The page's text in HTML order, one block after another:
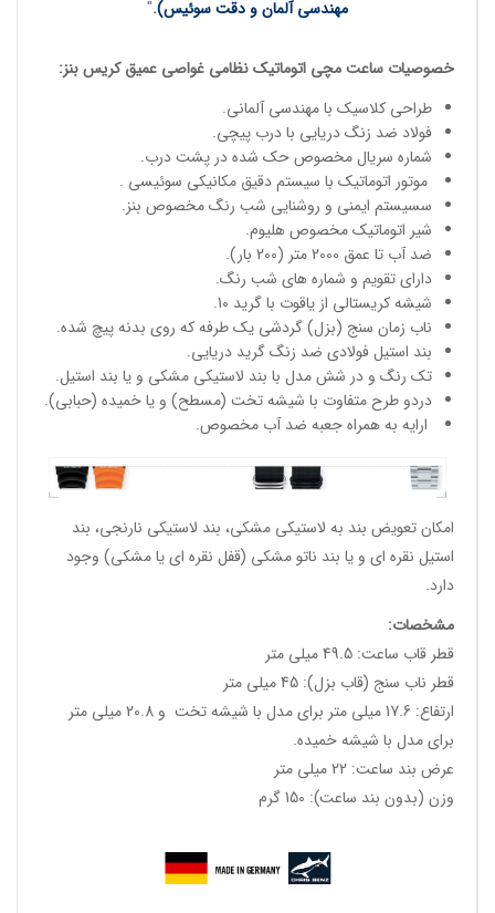
مهندسی آلمان و دقت سوئیس).
"
خصوصیات ساعت مچی اتوماتیکنظامی غواصی عمیقکریس بنز:
طراحی کلاسیک با مهندسی آلمانی.
فولاد ضد زنگ دریایی با درب پیچی.
شماره سریال مخصوص حک شده در پشت درب.
موتور اتوماتیک با سیستم دقیق مکانیکی سوئیسی .
سسیستم ایمنی و روشنایی شب رنگ مخصوص بنز.
شیر اتوماتیک مخصوص هلیوم.
ضد آب تا عمق 2000 متر (200 بار).
دارای تقویم و شماره های شب رنگ.
شیشه کریستالی از یاقوت با گرید 10.
ناب زمان سنج (بزل) گردشی یک طرفه که روی بدنه پیچ شده.
بند استیل فولادی ضد زنگ گرید دریایی.
تک رنگ و در شش مدل با بند لاستیکی مشکی و یا بند استیل.
دردو طرح متفاوت با شیشه تخت (مسطح) و یا خمیده (حبابی).
ارایه به همراه جعبه ضد آب مخصوص.
امکان تعویض بند به لاستیکی مشکی، بند لاستیکی نارنجی، بند
استیل نقره ای و یا بند ناتو مشکی (قفل نقره ای یا مشکی) وجود
دارد.
مشخصات:
قطر قاب ساعت: 49.5 میلی متر
قطر ناب سنج (قاب بزل): 45 میلی متر
ارتفاع: 17.6 میلی متر برای مدل با شیشه تخت و 20.8 میلی متر
برای مدل با شیشه خمیده.
عرض بند ساعت: 22 میلی متر
وزن (بدون بند ساعت): 150 گرم